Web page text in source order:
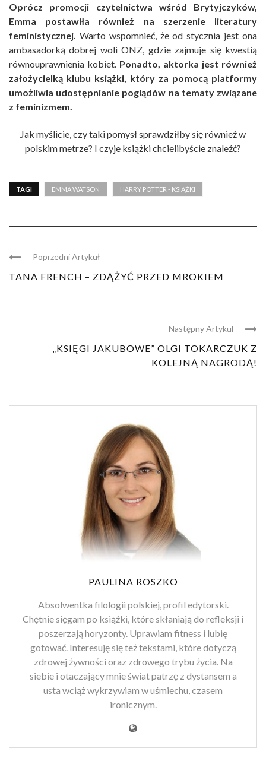
Oprócz promocji czytelnictwa wśród Brytyjczyków,
Emma postawiła również na szerzenie literatury
feministycznej. Warto wspomnieć, że od stycznia jest ona
ambasadorką dobrej woli ONZ, gdzie zajmuje się kwestią
równouprawnienia kobiet. Ponadto, aktorka jest również
założycielką klubu książki, który za pomocą platformy
umożliwia udostępnianie poglądów na tematy związane
z feminizmem.
Jak myślicie, czy taki pomysł sprawdziłby się również w
polskim metrze? I czyje książki chcielibyście znaleźć?
TAGI EMMA WATSON HARRY POTTER - KSIĄŻKI
Poprzedni Artykuł
TANA FRENCH – ZDĄŻYĆ PRZED MROKIEM
Następny Artykul
„KSIĘGI JAKUBOWE” OLGI TOKARCZUK Z
KOLEJNĄ NAGRODĄ!
PAULINA ROSZKO
Absolwentka filologii polskiej, profil edytorski.
Chętnie sięgam po książki, które skłaniają do refleksji i
poszerzają horyzonty. Uprawiam fitness i lubię
gotować. Interesuję się też tekstami, które dotyczą
zdrowej żywności oraz zdrowego trybu życia. Na
siebie i otaczający mnie świat patrzę z dystansem a
usta wciąż wykrzywiam w uśmiechu, czasem
ironicznym.